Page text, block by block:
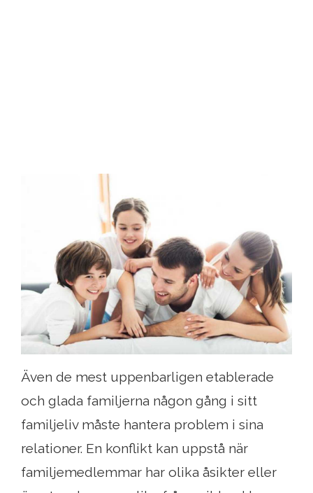
Även de mest uppenbarligen etablerade
och glada familjerna någon gång i sitt
familjeliv måste hantera problem i sina
relationer. En konflikt kan uppstå när
familjemedlemmar har olika åsikter eller